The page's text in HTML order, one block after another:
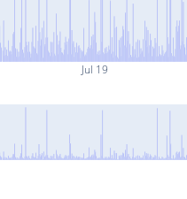
Jul 19